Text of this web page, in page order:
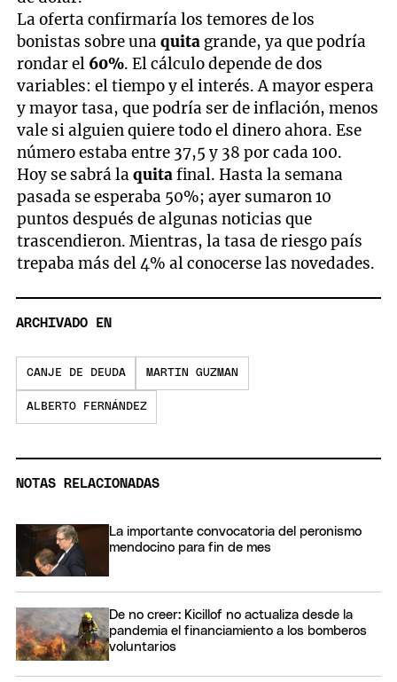
La oferta confirmaría los temores de los
bonistas sobre unaquita grande, ya que podría
rondar el 60%. El cálculo depende de dos
variables: el tiempo y el interés. A mayor espera
y mayor tasa, que podría ser de inflación, menos
vale si alguien quiere todo el dinero ahora. Ese
número estaba entre 37,5 y 38 por cada 100.
Hoy se sabrá laquitafinal. Hasta la semana
pasada se esperaba 50%; ayer sumaron 10
puntos después de algunas noticias que
trascendieron. Mientras, la tasa de riesgo país
trepaba más del 4% al conocerse las novedades.
ARCHIVADO EN
CANJE DE DEUDA MARTIN GUZMAN
ALBERTO FERNÁNDEZ
NOTAS RELACIONADAS
La importante convocatoria del peronismo
mendocino para fin de mes
De no creer: Kicillof no actualiza desde la
pandemia el financiamiento a los bomberos
voluntarios